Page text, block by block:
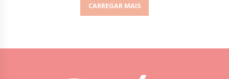
CARREGAR MAIS